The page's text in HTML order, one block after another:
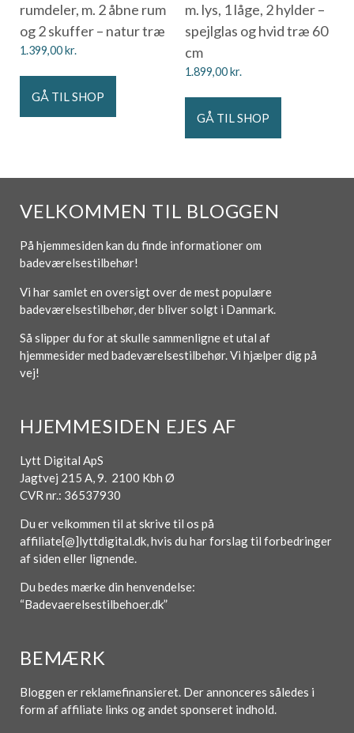
rumdeler, m. 2 åbne rum
og 2 skuffer – natur træ
1.399,00kr.
GÅ TIL SHOP
m. lys, 1 låge, 2 hylder –
spejlglas og hvid træ 60
cm
1.899,00kr.
GÅ TIL SHOP
VELKOMMEN TIL BLOGGEN
På hjemmesiden kan du finde informationer om
badeværelsestilbehør!
Vi har samlet en oversigt over de mest populære
badeværelsestilbehør, der bliver solgt i Danmark.
Så slipper du for at skulle sammenligne et utal af
hjemmesider med badeværelsestilbehør. Vi hjælper dig på
vej!
HJEMMESIDEN EJES AF
Lytt Digital ApS
Jagtvej 215 A, 9. 2100 Kbh Ø
CVR nr.: 36537930
Du er velkommen til at skrive til os på
affiliate[@]lyttdigital.dk, hvis du har forslag til forbedringer
af siden eller lignende.
Du bedes mærke din henvendelse:
“Badevaerelsestilbehoer.dk”
BEMÆRK
Bloggen er reklamefinansieret. Der annonceres således i
form af affiliate links og andet sponseret indhold.